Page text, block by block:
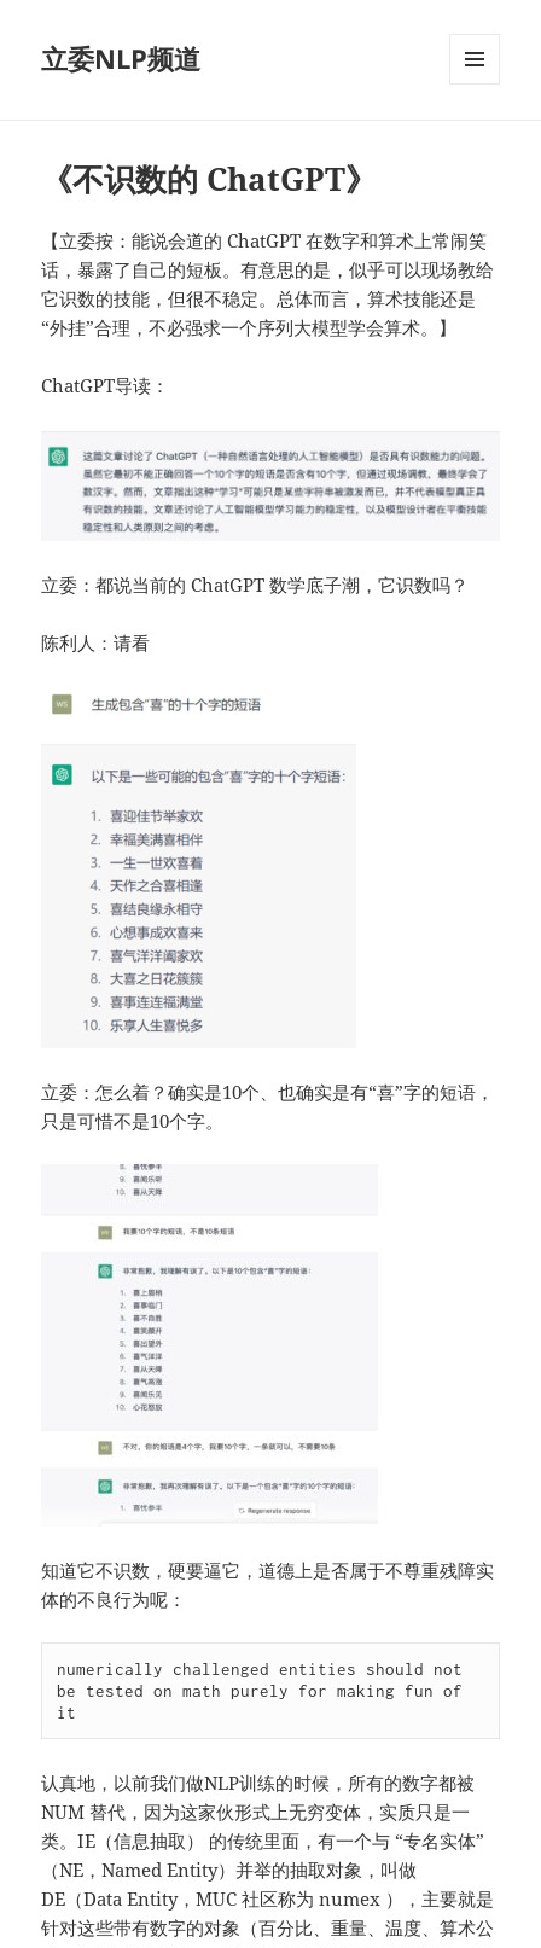
立委NLP频道
《不识数的 ChatGPT》
【立委按：能说会道的 ChatGPT 在数字和算术上常闹笑
话，暴露了自己的短板。有意思的是，似乎可以现场教给
它识数的技能，但很不稳定。总体而言，算术技能还是
“外挂”合理，不必强求一个序列大模型学会算术。】
ChatGPT导读：
立委：都说当前的 ChatGPT 数学底子潮，它识数吗？
陈利人：请看
立委：怎么着？确实是10个、也确实是有“喜”字的短语，
只是可惜不是10个字。
知道它不识数，硬要逼它，道德上是否属于不尊重残障实
体的不良行为呢：
numerically challenged entities should not
be tested on math purely for making fun of
it
认真地，以前我们做NLP训练的时候，所有的数字都被
NUM 替代，因为这家伙形式上无穷变体，实质只是一
类。IE（信息抽取） 的传统里面，有一个与 “专名实体”
（NE，Named Entity）并举的抽取对象，叫做
DE（Data Entity，MUC 社区称为 numex ），主要就是
针对这些带有数字的对象（百分比、重量、温度、算术公